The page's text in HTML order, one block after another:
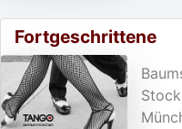
Fortgeschrittene
Stock